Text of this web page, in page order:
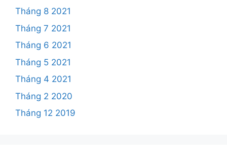
Tháng 8 2021
Tháng 7 2021
Tháng 6 2021
Tháng 5 2021
Tháng 4 2021
Tháng 2 2020
Tháng 12 2019